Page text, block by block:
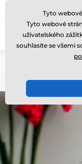
Zavolejte nám (Po-Pá 8-
Tyto
Tyto webové
uživatelského
souhlasíte se všemi